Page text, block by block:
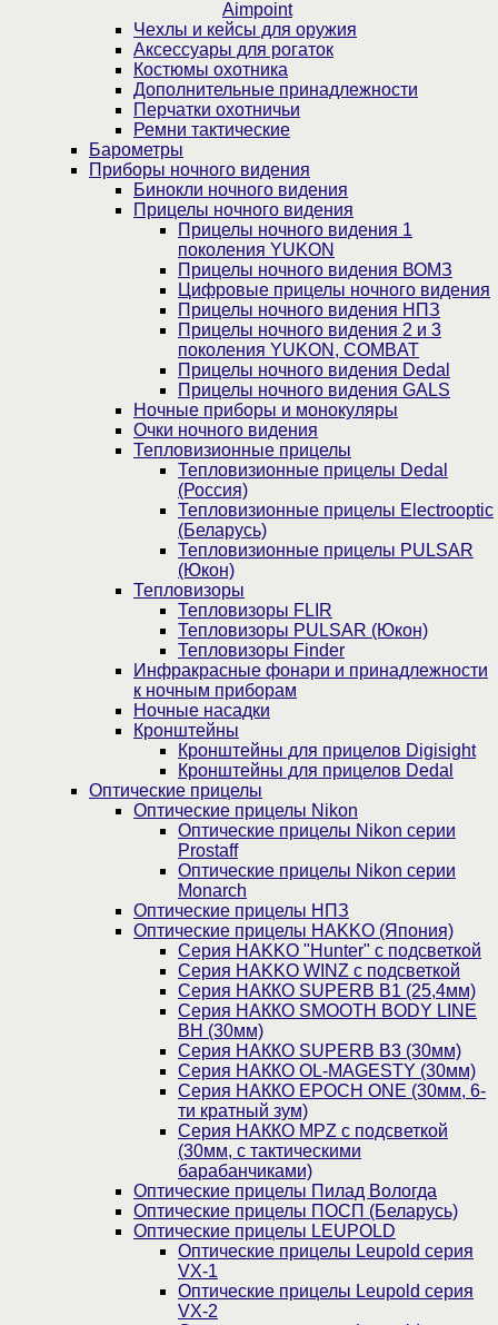
Aimpoint
Чехлы и кейсы для оружия
Аксессуары для рогаток
Костюмы охотника
Дополнительные принадлежности
Перчатки охотничьи
Ремни тактические
Барометры
Приборы ночного видения
Бинокли ночного видения
Прицелы ночного видения
Прицелы ночного видения 1
поколения YUKON
Прицелы ночного видения ВОМЗ
Цифровые прицелы ночного видения
Прицелы ночного видения НПЗ
Прицелы ночного видения 2 и 3
поколения YUKON, COMBAT
Прицелы ночного видения Dedal
Прицелы ночного видения GALS
Ночные приборы и монокуляры
Очки ночного видения
Тепловизионные прицелы
Тепловизионные прицелы Dedal
(Россия)
Тепловизионные прицелы Electrooptic
(Беларусь)
Тепловизионные прицелы PULSAR
(Юкон)
Тепловизоры
Тепловизоры FLIR
Тепловизоры PULSAR (Юкон)
Тепловизоры Finder
Инфракрасные фонари и принадлежности
к ночным приборам
Ночные насадки
Кронштейны
Кронштейны для прицелов Digisight
Кронштейны для прицелов Dedal
Оптические прицелы
Оптические прицелы Nikon
Оптические прицелы Nikon серии
Prostaff
Оптические прицелы Nikon серии
Monarch
Оптические прицелы НПЗ
Оптические прицелы HAKKO (Япония)
Cерия HAKKO "Hunter" с подсветкой
Серия НAKKO WINZ с подсветкой
Серия НАККО SUPERB B1 (25,4мм)
Серия НАККО SMOOTH BODY LINE
BH (30мм)
Серия НАККО SUPERB B3 (30мм)
Серия НАККО OL-MAGESTY (30мм)
Серия НАККО EPOCH ONE (30мм, 6-
ти кратный зум)
Серия НАККО MPZ с подсветкой
(30мм, c тактическими
барабанчиками)
Оптические прицелы Пилад Вологда
Оптические прицелы ПОСП (Беларусь)
Оптические прицелы LEUPOLD
Оптические прицелы Leupold серия
VX-1
Оптические прицелы Leupold серия
VX-2